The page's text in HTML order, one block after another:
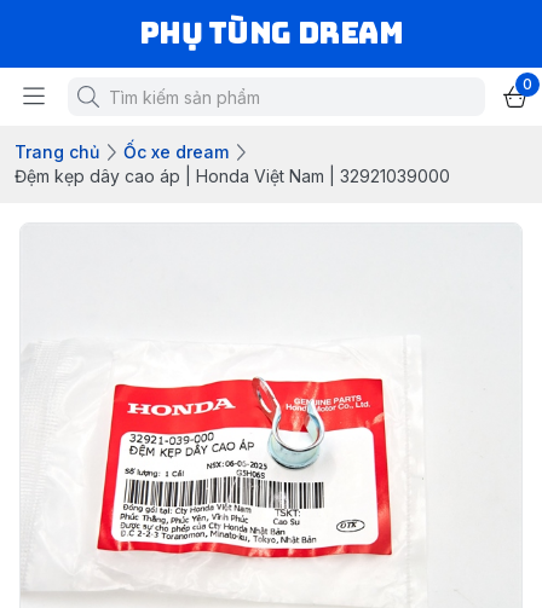
Phụ Tùng Dream
0
Trang chủ
Ốc xe dream
Đệm kẹp dây cao áp | Honda Việt Nam | 32921039000